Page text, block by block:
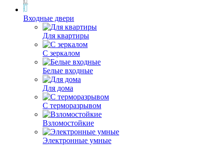
Входные двери
Для квартиры
С зеркалом
Белые входные
Для дома
С терморазрывом
Взломостойкие
Электронные умные